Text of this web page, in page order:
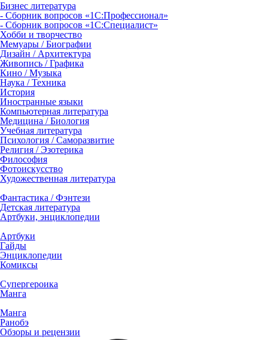
Бизнес литература
- Сборник вопросов «1С:Профессионал»
- Сборник вопросов «1С:Специалист»
Хобби и творчество
Мемуары / Биографии
Дизайн / Архитектура
Живопись / Графика
Кино / Музыка
Наука / Техника
История
Иностранные языки
Компьютерная литература
Медицина / Биология
Учебная литература
Психология / Саморазвитие
Религия / Эзотерика
Философия
Фотоискусство
Художественная литература
Фантастика / Фэнтези
Детская литература
Артбуки, энциклопедии
Артбуки
Гайды
Энциклопедии
Комиксы
Супергероика
Манга
Манга
Ранобэ
Обзоры и рецензии